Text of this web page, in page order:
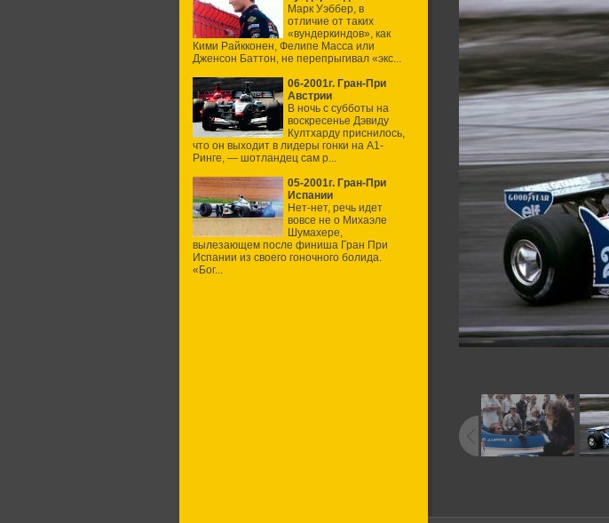
Марк Уэббер, в
отличие от таких
«вундеркиндов», как
Кими Райкконен, Фелипе Масса или
Дженсон Баттон, не перепрыгивал «экс...
06-2001г. Гран-При
Австрии
В ночь с субботы на
воскресенье Дэвиду
Култхарду приснилось,
что он выходит в лидеры гонки на А1-
Ринге, — шотландец сам р...
05-2001г. Гран-При
Испании
Нет-нет, речь идет
вовсе не о Михаэле
Шумахере,
вылезающем после финиша Гран При
Испании из своего гоночного болида.
«Бог...